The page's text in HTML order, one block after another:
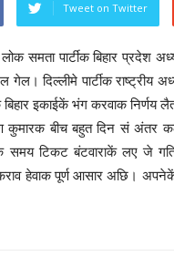
Tweet on Twitter
लोक समता पार्टीक बिहार
दिल्लीमे पार्टीक राष्ट्रीय
बिहार इकाईकें भंग करवाक
कुमारक बीच बहुत दिन सं
समय टिकट बंटवाराकें लए जे
हेवाक पूर्ण आसार अछि।